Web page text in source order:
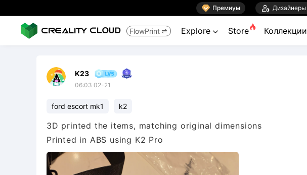
 Премиум  Дизайнеры
FlowPrint  Explore  Store Коллекции
K23
06:03 02-21
ford escort mk1 k2
3D printed the items, matching original dimensions
Printed in ABS using K2 Pro